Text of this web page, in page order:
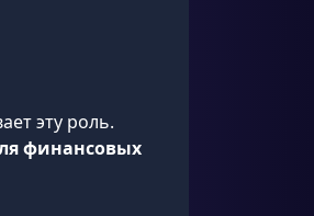
эту роль.
финансовых